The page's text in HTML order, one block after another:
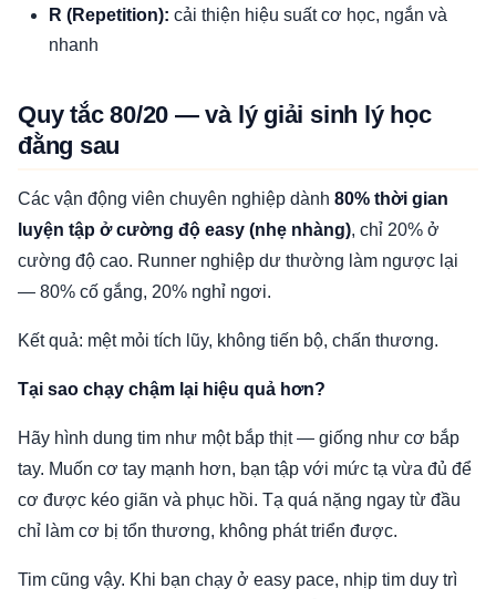
R (Repetition): cải thiện hiệu suất cơ học, ngắn và
nhanh
Quy tắc 80/20 — và lý giải sinh lý học
đằng sau
Các vận động viên chuyên nghiệp dành 80% thời gian
luyện tập ở cường độ easy (nhẹ nhàng), chỉ 20% ở
cường độ cao. Runner nghiệp dư thường làm ngược lại
— 80% cố gắng, 20% nghỉ ngơi.
Kết quả: mệt mỏi tích lũy, không tiến bộ, chấn thương.
Tại sao chạy chậm lại hiệu quả hơn?
Hãy hình dung tim như một bắp thịt — giống như cơ bắp
tay. Muốn cơ tay mạnh hơn, bạn tập với mức tạ vừa đủ để
cơ được kéo giãn và phục hồi. Tạ quá nặng ngay từ đầu
chỉ làm cơ bị tổn thương, không phát triển được.
Tim cũng vậy. Khi bạn chạy ở easy pace, nhịp tim duy trì